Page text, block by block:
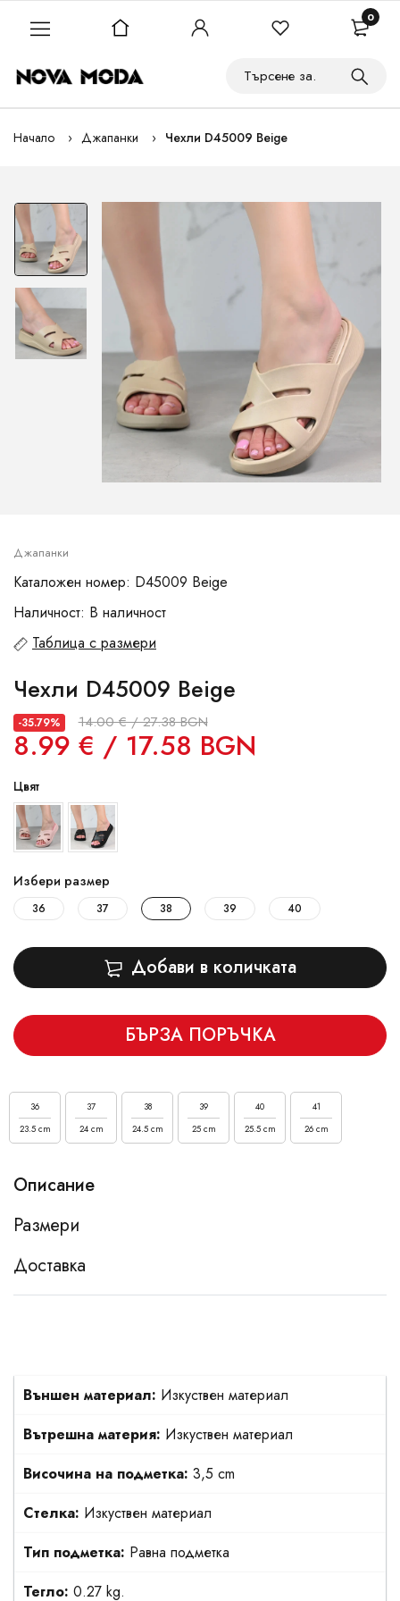
Начало Джапанки Чехли D45009 Beige
Джапанки
Каталожен номер: D45009 Beige
Наличност: В наличност
Таблица с размери
Чехли D45009 Beige
-35.79% 14.00 € / 27.38 BGN
8.99 € / 17.58 BGN
Цвят
Избери размер
36 37 38 39 40
Добави в количката
БЪРЗА ПОРЪЧКА
36
23.5 cm
37
24 cm
38
24.5 cm
39
25 cm
40
25.5 cm
41
26 cm
Описание
Размери
Доставка
Външен материал: Изкуствен материал
Вътрешна материя: Изкуствен материал
Височина на подметка: 3,5 cm
Стелка: Изкуствен материал
Тип подметка: Равна подметка
Тегло: 0.27 kg.
0